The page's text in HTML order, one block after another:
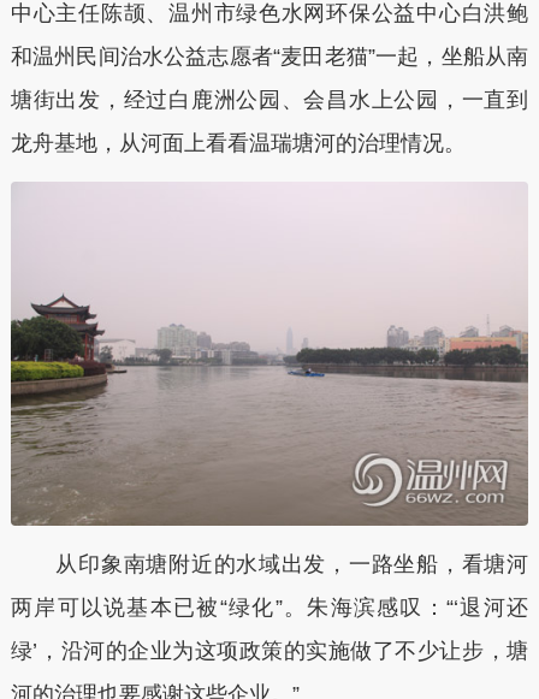
中心主任陈颉、温州市绿色水网环保公益中心白洪鲍
和温州民间治水公益志愿者“麦田老猫”一起，坐船从南
塘街出发，经过白鹿洲公园、会昌水上公园，一直到
龙舟基地，从河面上看看温瑞塘河的治理情况。
从印象南塘附近的水域出发，一路坐船，看塘河
两岸可以说基本已被“绿化”。朱海滨感叹：“‘退河还
绿’，沿河的企业为这项政策的实施做了不少让步，塘
河的治理也要感谢这些企业。”